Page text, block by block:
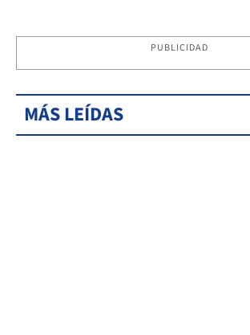
PUBLICIDAD
MÁS LEÍDAS